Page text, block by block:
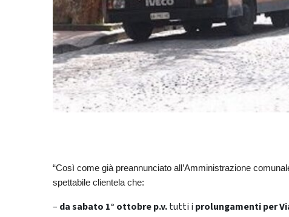
“Così come già preannunciato all’Amministrazione
spettabile clientela che:
– da sabato 1° ottobre p.v.tutti i prolungamenti per